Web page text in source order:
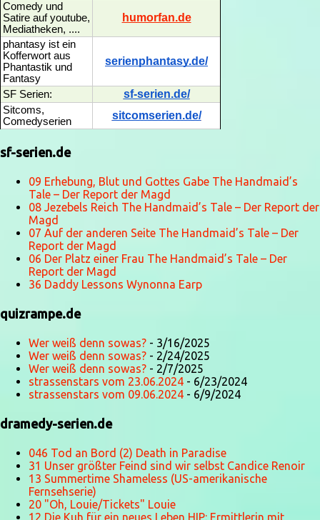
Comedy und
Satire auf youtube,
Mediatheken, ....
humorfan.de
phantasy ist ein
Kofferwort aus
Phantastik und
Fantasy
serienphantasy.de/
SF Serien: sf-serien.de/
Sitcoms,
Comedyserien
sitcomserien.de/
sf-serien.de
09 Erhebung, Blut und Gottes Gabe The Handmaid’s
Tale – Der Report der Magd
08 Jezebels Reich The Handmaid’s Tale – Der Report der
Magd
07 Auf der anderen Seite The Handmaid’s Tale – Der
Report der Magd
06 Der Platz einer Frau The Handmaid’s Tale – Der
Report der Magd
36 Daddy Lessons Wynonna Earp
quizrampe.de
Wer weiß denn sowas? - 3/16/2025
Wer weiß denn sowas? - 2/24/2025
Wer weiß denn sowas? - 2/7/2025
strassenstars vom 23.06.2024 - 6/23/2024
strassenstars vom 09.06.2024 - 6/9/2024
dramedy-serien.de
046 Tod an Bord (2) Death in Paradise
31 Unser größter Feind sind wir selbst Candice Renoir
13 Summertime Shameless (US-amerikanische
Fernsehserie)
20 "Oh, Louie/Tickets" Louie
12 Die Kuh für ein neues Leben HIP: Ermittlerin mit